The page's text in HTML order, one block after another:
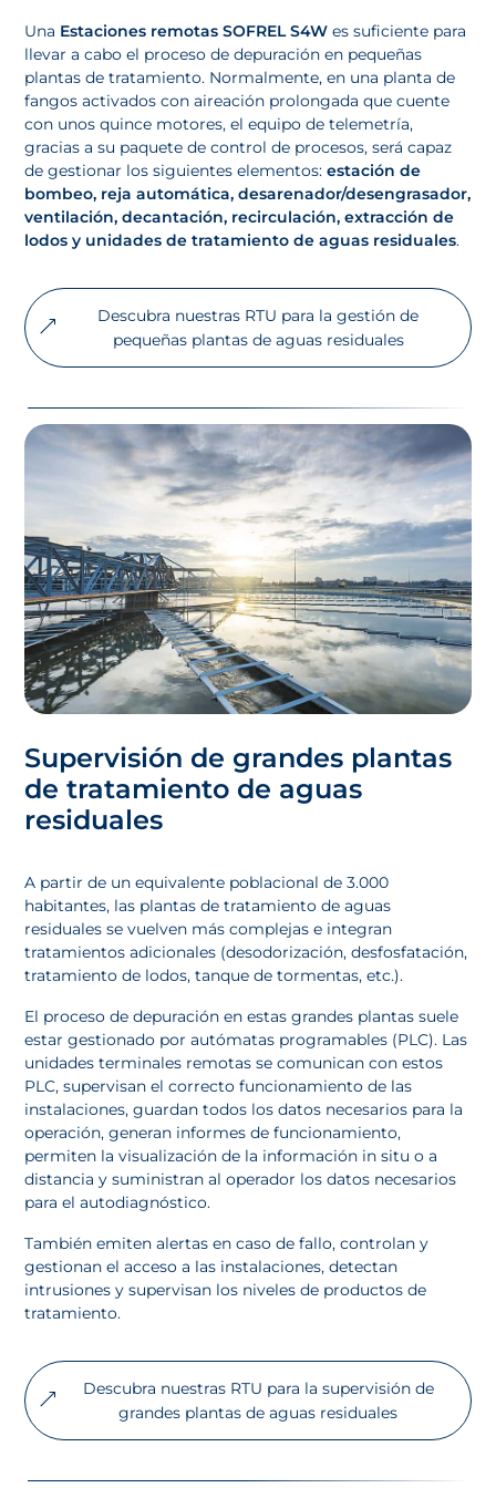
Una Estaciones remotas SOFREL S4W es suficiente para
llevar a cabo el proceso de depuración en pequeñas
plantas de tratamiento. Normalmente, en una planta de
fangos activados con aireación prolongada que cuente
con unos quince motores, el equipo de telemetría,
gracias a su paquete de control de procesos, será capaz
de gestionar los siguientes elementos:estación de
bombeo, reja automática, desarenador/desengrasador,
ventilación, decantación, recirculación, extracción de
lodos y unidades de tratamiento de aguas residuales.
Descubra nuestras RTU para la gestión de
pequeñas plantas de aguas residuales
Supervisión de grandes plantas
de tratamiento de aguas
residuales
A partir de un equivalente poblacional de 3.000
habitantes, las plantas de tratamiento de aguas
residuales se vuelven más complejas e integran
tratamientos adicionales (desodorización, desfosfatación,
tratamiento de lodos, tanque de tormentas, etc.).
El proceso de depuración en estas grandes plantas suele
estar gestionado por autómatas programables (PLC). Las
unidades terminales remotas se comunican con estos
PLC, supervisan el correcto funcionamiento de las
instalaciones, guardan todos los datos necesarios para la
operación, generan informes de funcionamiento,
permiten la visualización de la información in situ o a
distancia y suministran al operador los datos necesarios
para el autodiagnóstico.
También emiten alertas en caso de fallo, controlan y
gestionan el acceso a las instalaciones, detectan
intrusiones y supervisan los niveles de productos de
tratamiento.
Descubra nuestras RTU para la supervisión de
grandes plantas de aguas residuales